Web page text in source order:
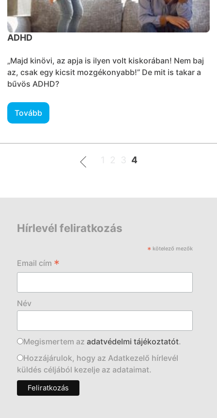
ADHD
„Majd kinövi, az apja is ilyen volt kiskorában! Nem baj
az, csak egy kicsit mozgékonyabb!” De mit is takar a
bűvös ADHD?
Tovább
1 2 3 4
Hírlevél feliratkozás
* kötelező mezők
Email cím *
Név
Megismertem az adatvédelmi tájékoztatót.
Hozzájárulok, hogy az Adatkezelő hírlevél
küldés céljából kezelje az adataimat.